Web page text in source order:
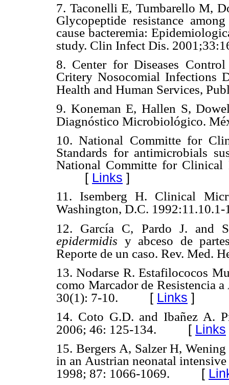
7. Taconelli E, Tumbarello M,
Glycopeptide resistance
cause bacteremia:
study. Clin Infect Dis.
8. Center for Diseases
Critery Nosocomial Infections
Health and Human Services,
9. Koneman E, Hallen S,
Diagnóstico Microbiológico.
10.National Committe for
Standards for antimicrobials
National Committe for Clinical
[ Links ]
11. Isemberg H. Clinical
Washington, D.C.
12. García C, Pardo J. and
epidermidis y abceso de
Reporte de un caso. Rev. Med.
13.Nodarse R. Estafilococos
como Marcador de Resistencia
30(1): 7-10.
[ Links ]
14. Coto G.D. and Ibañez A.
2006; 46: 125-134.
[ Links
15. Bergers A, Salzer H,
in an Austrian neonatal
1998; 87: 1066-1069.
[